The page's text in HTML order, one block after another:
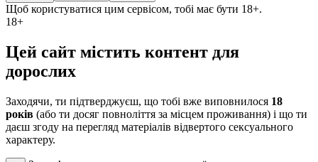
Щоб користуватися цим сервісом, тобі має бути 18+.
18+
Цей сайт містить контент для
дорослих
Заходячи, ти підтверджуєш, що тобі вже виповнилося 18
років (або ти досяг повноліття за місцем проживання) і що ти
даєш згоду на перегляд матеріалів відвертого сексуального
характеру.